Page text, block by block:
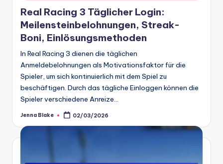
Real Racing 3 Täglicher Login:
Meilensteinbelohnungen, Streak-
Boni, Einlösungsmethoden
In Real Racing 3 dienen die täglichen
Anmeldebelohnungen als Motivationsfaktor für die
Spieler, um sich kontinuierlich mit dem Spiel zu
beschäftigen. Durch das tägliche Einloggen können die
Spieler verschiedene Anreize…
Posted
Jenna Blake 02/03/2026